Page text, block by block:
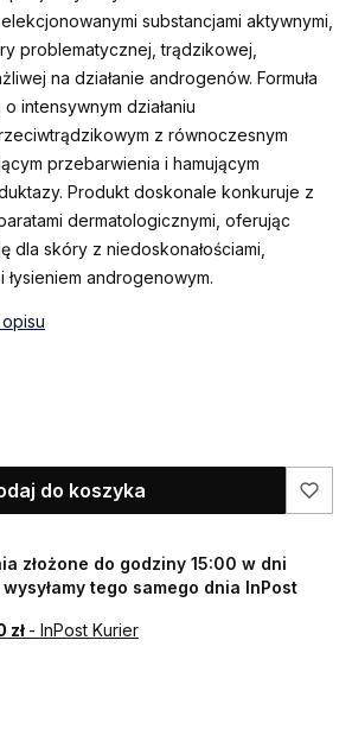
substancjami aktywnymi,
problematycznej, trądzikowej,
na działanie androgenów. Formuła
intensywnym działaniu
z równoczesnym
przebarwienia i hamującym
Produkt doskonale konkuruje z
dermatologicznymi, oferując
dla skóry z niedoskonałościami,
androgenowym.
do koszyka
złożone do godziny 15:00 w dni
tego samego dnia InPost
zł - InPost Kurier